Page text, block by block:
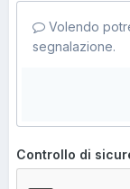
Volendo
segnalazione.
Controllo di